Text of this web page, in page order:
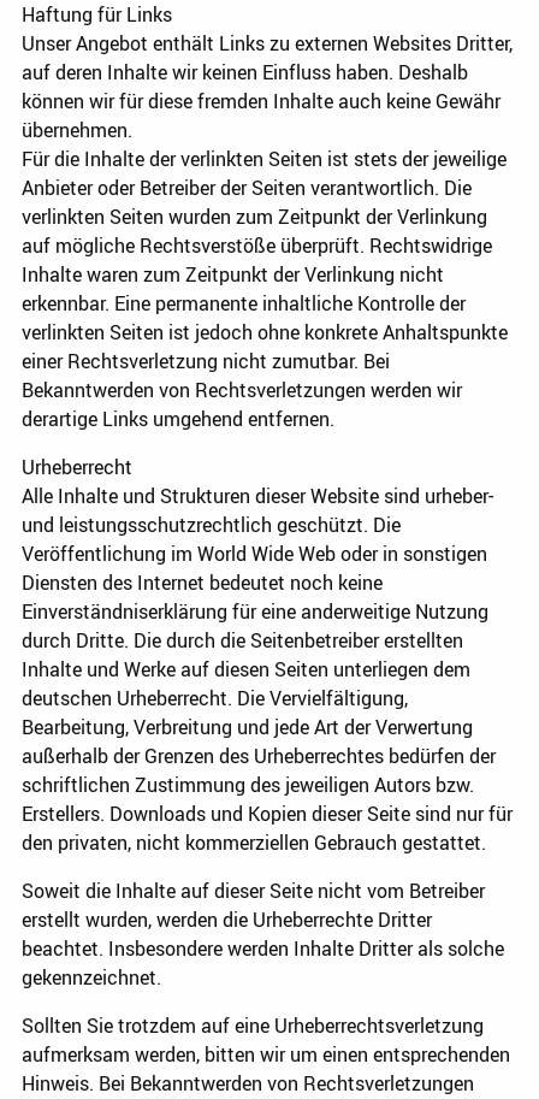
Haftung für Links
Unser Angebot enthält Links zu externen Websites Dritter,
auf deren Inhalte wir keinen Einfluss haben. Deshalb
können wir für diese fremden Inhalte auch keine Gewähr
übernehmen.
Für die Inhalte der verlinkten Seiten ist stets der jeweilige
Anbieter oder Betreiber der Seiten verantwortlich. Die
verlinkten Seiten wurden zum Zeitpunkt der Verlinkung
auf mögliche Rechtsverstöße überprüft. Rechtswidrige
Inhalte waren zum Zeitpunkt der Verlinkung nicht
erkennbar. Eine permanente inhaltliche Kontrolle der
verlinkten Seiten ist jedoch ohne konkrete Anhaltspunkte
einer Rechtsverletzung nicht zumutbar. Bei
Bekanntwerden von Rechtsverletzungen werden wir
derartige Links umgehend entfernen.
Urheberrecht
Alle Inhalte und Strukturen dieser Website sind urheber-
und leistungsschutzrechtlich geschützt. Die
Veröffentlichung im World Wide Web oder in sonstigen
Diensten des Internet bedeutet noch keine
Einverständniserklärung für eine anderweitige Nutzung
durch Dritte. Die durch die Seitenbetreiber erstellten
Inhalte und Werke auf diesen Seiten unterliegen dem
deutschen Urheberrecht. Die Vervielfältigung,
Bearbeitung, Verbreitung und jede Art der Verwertung
außerhalb der Grenzen des Urheberrechtes bedürfen der
schriftlichen Zustimmung des jeweiligen Autors bzw.
Erstellers. Downloads und Kopien dieser Seite sind nur für
den privaten, nicht kommerziellen Gebrauch gestattet.
Soweit die Inhalte auf dieser Seite nicht vom Betreiber
erstellt wurden, werden die Urheberrechte Dritter
beachtet. Insbesondere werden Inhalte Dritter als solche
gekennzeichnet.
Sollten Sie trotzdem auf eine Urheberrechtsverletzung
aufmerksam werden, bitten wir um einen entsprechenden
Hinweis. Bei Bekanntwerden von Rechtsverletzungen